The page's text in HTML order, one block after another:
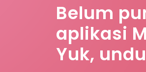
Belum
aplikasi
Yuk,